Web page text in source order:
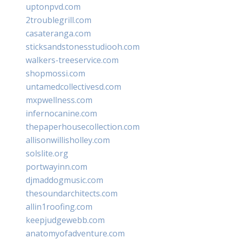
uptonpvd.com
2troublegrill.com
casateranga.com
sticksandstonesstudiooh.com
walkers-treeservice.com
shopmossi.com
untamedcollectivesd.com
mxpwellness.com
infernocanine.com
thepaperhousecollection.com
allisonwillisholley.com
solslite.org
portwayinn.com
djmaddogmusic.com
thesoundarchitects.com
allin1roofing.com
keepjudgewebb.com
anatomyofadventure.com